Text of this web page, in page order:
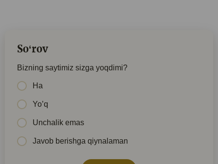
Soʻrov
Bizning saytimiz sizga yoqdimi?
Ha
Yo’q
Unchalik emas
Javob berishga qiynalaman